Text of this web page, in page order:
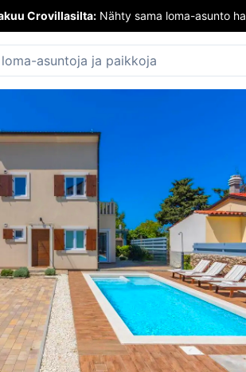
Crovillasilta: Nähty sama loma-asunto